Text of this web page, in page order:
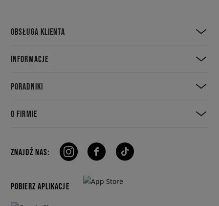
OBSŁUGA KLIENTA
INFORMACJE
PORADNIKI
O FIRMIE
ZNAJDŹ NAS:
POBIERZ APLIKACJE